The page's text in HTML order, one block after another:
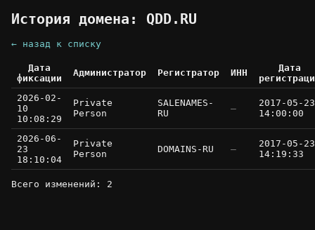
История домена: QDD.RU
← назад к списку
Дата
фиксации
Администратор Регистратор ИНН
Дата
2026-02-
10
10:08:29
Private
Person
SALENAMES-
RU
—
2017-05-23
14:00:00
2026-06-
23
18:10:04
Private
Person
DOMAINS-RU —
2017-05-23
14:19:33
Всего изменений: 2